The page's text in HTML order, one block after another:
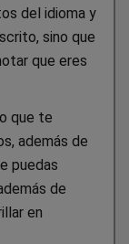
del idioma y
sino que
que eres
que te
además de
puedas
de
en